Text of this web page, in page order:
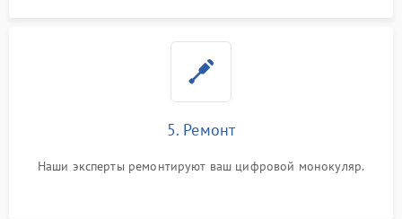
5. Ремонт
Наши эксперты ремонтируют ваш цифровой монокуляр.